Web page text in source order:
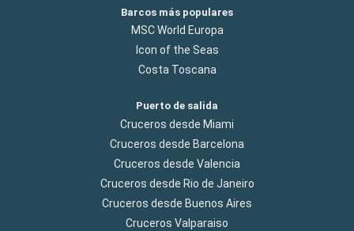
Barcos más populares
MSC World Europa
Icon of the Seas
Costa Toscana
Puerto de salida
Cruceros desde Miami
Cruceros desde Barcelona
Cruceros desde Valencia
Cruceros desde Rio de Janeiro
Cruceros desde Buenos Aires
Cruceros Valparaiso